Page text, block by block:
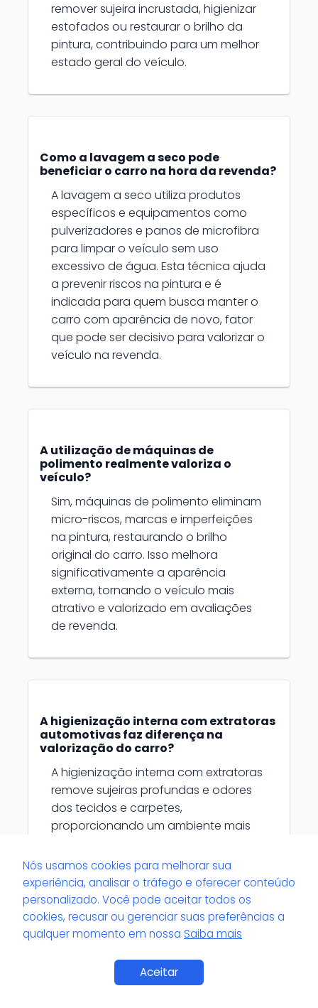
remover sujeira incrustada, higienizar
estofados ou restaurar o brilho da
pintura, contribuindo para um melhor
estado geral do veículo.
Como a lavagem a seco pode
beneficiar o carro na hora da revenda?
A lavagem a seco utiliza produtos
específicos e equipamentos como
pulverizadores e panos de microfibra
para limpar o veículo sem uso
excessivo de água. Esta técnica ajuda
a prevenir riscos na pintura e é
indicada para quem busca manter o
carro com aparência de novo, fator
que pode ser decisivo para valorizar o
veículo na revenda.
A utilização de máquinas de
polimento realmente valoriza o
veículo?
Sim, máquinas de polimento eliminam
micro-riscos, marcas e imperfeições
na pintura, restaurando o brilho
original do carro. Isso melhora
significativamente a aparência
externa, tornando o veículo mais
atrativo e valorizado em avaliações
de revenda.
A higienização interna com extratoras
automotivas faz diferença na
valorização do carro?
A higienização interna com extratoras
remove sujeiras profundas e odores
dos tecidos e carpetes,
proporcionando um ambiente mais
interior bem cuidado é um dos fatores
que aumentam a chance de
valorização na revenda.
Nós usamos cookies para melhorar sua
experiência, analisar o tráfego e oferecer conteúdo
personalizado. Você pode aceitar todos os
cookies, recusar ou gerenciar suas preferências a
qualquer momento em nossa Saiba mais
Aceitar